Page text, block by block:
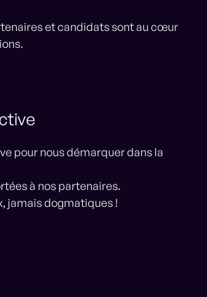
et candidats sont au cœur
pour nous démarquer dans la
à nos partenaires.
jamais dogmatiques !